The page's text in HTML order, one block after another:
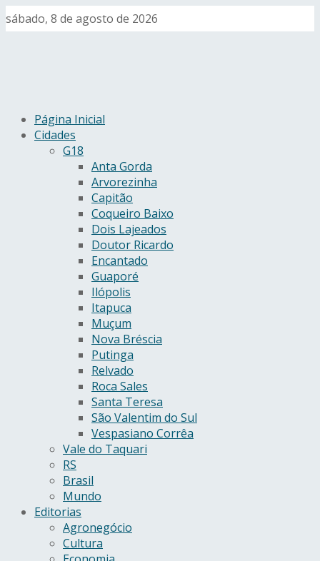
sábado, 8 de agosto de 2026
Página Inicial
Cidades
G18
Anta Gorda
Arvorezinha
Capitão
Coqueiro Baixo
Dois Lajeados
Doutor Ricardo
Encantado
Guaporé
Ilópolis
Itapuca
Muçum
Nova Bréscia
Putinga
Relvado
Roca Sales
Santa Teresa
São Valentim do Sul
Vespasiano Corrêa
Vale do Taquari
RS
Brasil
Mundo
Editorias
Agronegócio
Cultura